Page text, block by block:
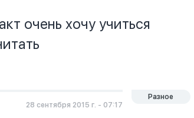
очень хочу учиться
28 сентября 2015 г. - 07:17
Разное